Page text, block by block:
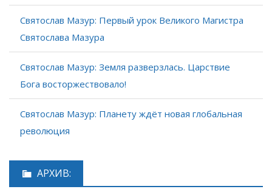
Святослав Мазур: Первый урок Великого Магистра
Святослава Мазура
Святослав Мазур: Земля разверзлась. Царствие
Бога восторжествовало!
Святослав Мазур: Планету ждёт новая глобальная
революция
АРХИВ: